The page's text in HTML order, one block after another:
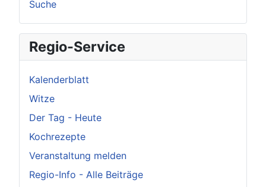
Suche
Regio-Service
Kalenderblatt
Witze
Der Tag - Heute
Kochrezepte
Veranstaltung melden
Regio-Info - Alle Beiträge